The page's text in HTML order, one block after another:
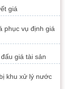
giá
phục vụ định giá
giá tài sản
khu xử lý nước